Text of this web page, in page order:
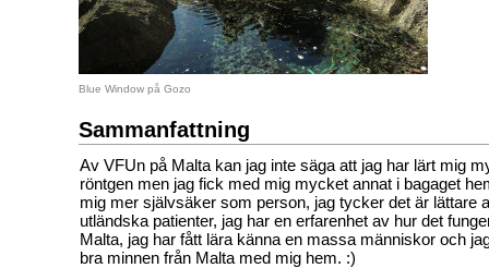
Blue Window på Gozo
Sammanfattning
Av VFUn på Malta kan jag inte säga att jag har lärt mig
röntgen men jag fick med mig mycket annat i bagaget
mig mer självsäker som person, jag tycker det är lättare
utländska patienter, jag har en erfarenhet av hur det
Malta, jag har fått lära känna en massa människor och
bra minnen från Malta med mig hem. :)